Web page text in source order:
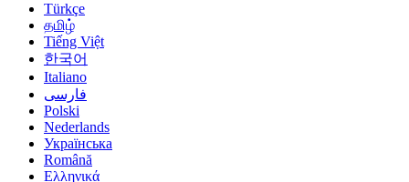
Türkçe
தமிழ்
Tiếng Việt
한국어
Italiano
فارسی
Polski
Nederlands
Українська
Română
Ελληνικά